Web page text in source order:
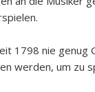
1798 nie genug
werden, um zu